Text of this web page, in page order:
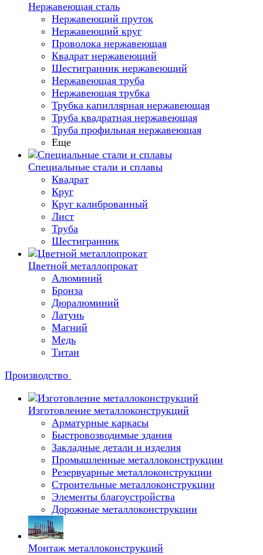
Нержавеющая сталь
Нержавеющий пруток
Нержавеющий круг
Проволока нержавеющая
Квадрат нержавеющий
Шестигранник нержавеющий
Нержавеющая труба
Нержавеющая трубка
Трубка капиллярная нержавеющая
Труба квадратная нержавеющая
Труба профильная нержавеющая
Еще
Специальные стали и сплавы
Квадрат
Круг
Круг калиброванный
Лист
Труба
Шестигранник
Цветной металлопрокат
Алюминий
Бронза
Дюралюминий
Латунь
Магний
Медь
Титан
Производство
Изготовление металлоконструкций
Арматурные каркасы
Быстровозводимые здания
Закладные детали и изделия
Промышленные металлоконструкции
Резервуарные металлоконструкции
Строительные металлоконструкции
Элементы благоустройства
Дорожные металлоконструкции
Монтаж металлоконструкций